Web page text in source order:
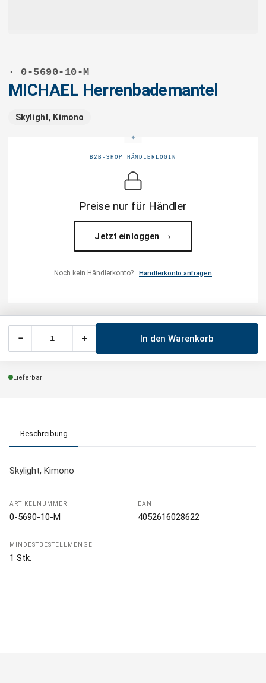
· 0-5690-10-M
MICHAEL Herrenbademantel
Skylight, Kimono
B2B-SHOP HÄNDLERLOGIN
Preise nur für Händler
Jetzt einloggen
Noch kein Händlerkonto? Händlerkonto anfragen
− + In den Warenkorb
Lieferbar
Beschreibung
Skylight, Kimono
ARTIKELNUMMER
0-5690-10-M
EAN
4052616028622
MINDESTBESTELLMENGE
1 Stk.